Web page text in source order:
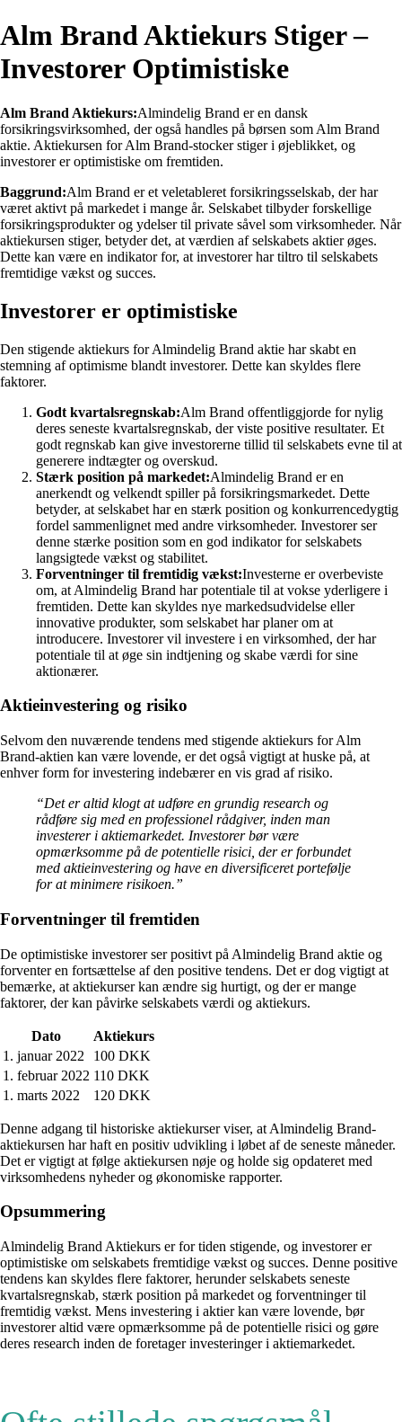
Alm Brand Aktiekurs Stiger –
Investorer Optimistiske
Alm Brand Aktiekurs:Almindelig Brand er en dansk
forsikringsvirksomhed, der også handles på børsen som Alm Brand
aktie. Aktiekursen for Alm Brand-stocker stiger i øjeblikket, og
investorer er optimistiske om fremtiden.
Baggrund:Alm Brand er et veletableret forsikringsselskab, der har
været aktivt på markedet i mange år. Selskabet tilbyder forskellige
forsikringsprodukter og ydelser til private såvel som virksomheder. Når
aktiekursen stiger, betyder det, at værdien af selskabets aktier øges.
Dette kan være en indikator for, at investorer har tiltro til selskabets
fremtidige vækst og succes.
Investorer er optimistiske
Den stigende aktiekurs for Almindelig Brand aktie har skabt en
stemning af optimisme blandt investorer. Dette kan skyldes flere
faktorer.
Godt kvartalsregnskab:Alm Brand offentliggjorde for nylig
deres seneste kvartalsregnskab, der viste positive resultater. Et
godt regnskab kan give investorerne tillid til selskabets evne til at
generere indtægter og overskud.
Stærk position på markedet:Almindelig Brand er en
anerkendt og velkendt spiller på forsikringsmarkedet. Dette
betyder, at selskabet har en stærk position og konkurrencedygtig
fordel sammenlignet med andre virksomheder. Investorer ser
denne stærke position som en god indikator for selskabets
langsigtede vækst og stabilitet.
Forventninger til fremtidig vækst:Investerne er overbeviste
om, at Almindelig Brand har potentiale til at vokse yderligere i
fremtiden. Dette kan skyldes nye markedsudvidelse eller
innovative produkter, som selskabet har planer om at
introducere. Investorer vil investere i en virksomhed, der har
potentiale til at øge sin indtjening og skabe værdi for sine
aktionærer.
Aktieinvestering og risiko
Selvom den nuværende tendens med stigende aktiekurs for Alm
Brand-aktien kan være lovende, er det også vigtigt at huske på, at
enhver form for investering indebærer en vis grad af risiko.
“Det er altid klogt at udføre en grundig research og
rådføre sig med en professionel rådgiver, inden man
investerer i aktiemarkedet. Investorer bør være
opmærksomme på de potentielle risici, der er forbundet
med aktieinvestering og have en diversificeret portefølje
for at minimere risikoen.”
Forventninger til fremtiden
De optimistiske investorer ser positivt på Almindelig Brand aktie og
forventer en fortsættelse af den positive tendens. Det er dog vigtigt at
bemærke, at aktiekurser kan ændre sig hurtigt, og der er mange
faktorer, der kan påvirke selskabets værdi og aktiekurs.
Dato
Aktiekurs
1. januar 2022
100 DKK
1. februar 2022 110 DKK
1. marts 2022
120 DKK
Denne adgang til historiske aktiekurser viser, at Almindelig Brand-
aktiekursen har haft en positiv udvikling i løbet af de seneste måneder.
Det er vigtigt at følge aktiekursen nøje og holde sig opdateret med
virksomhedens nyheder og økonomiske rapporter.
Opsummering
Almindelig Brand Aktiekurs er for tiden stigende, og investorer er
optimistiske om selskabets fremtidige vækst og succes. Denne positive
tendens kan skyldes flere faktorer, herunder selskabets seneste
kvartalsregnskab, stærk position på markedet og forventninger til
fremtidig vækst. Mens investering i aktier kan være lovende, bør
investorer altid være opmærksomme på de potentielle risici og gøre
deres research inden de foretager investeringer i aktiemarkedet.